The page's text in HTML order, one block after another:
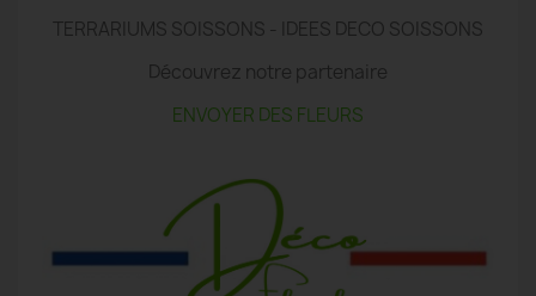
TERRARIUMS SOISSONS - IDEES DECO SOISSONS
Découvrez notre partenaire
ENVOYER DES FLEURS